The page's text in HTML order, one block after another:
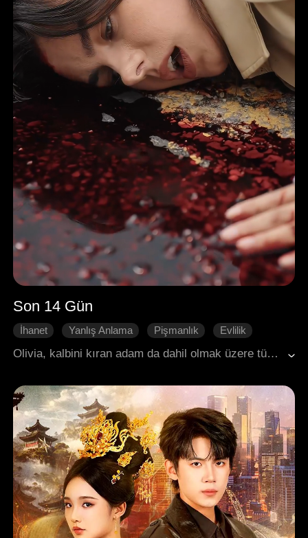
Son 14 Gün
İhanet Yanlış Anlama Pişmanlık
Evlilik
Olivia, kalbini kıran adam da dahil olmak üzere tüm anılarını silecek hayat kurtarıcı bir ameliyata girdiğinde, nihayet acı dolu evliliğinden uzaklaşmaya hazırdı. Ancak geri sayımda son 14 gün kala, soğuk ve mesafeli kocası kaybedeceği şeyin değerini çok geç fark etti.